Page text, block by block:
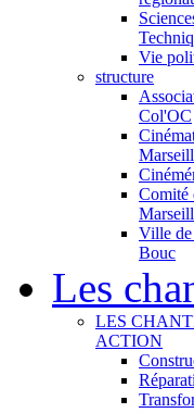
Vie
structure
Col'OC
Comité
Ville de
Bouc
Les
LES
ACTION